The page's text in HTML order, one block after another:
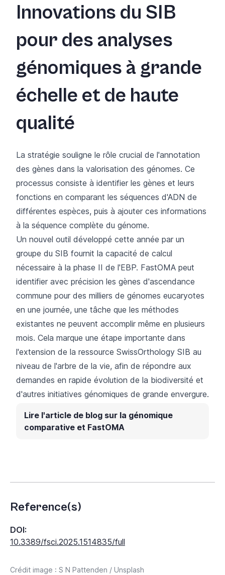
Innovations du SIB
pour des analyses
génomiques à grande
échelle et de haute
qualité
La stratégie souligne le rôle crucial de l'annotation
des gènes dans la valorisation des génomes. Ce
processus consiste à identifier les gènes et leurs
fonctions en comparant les séquences d'ADN de
différentes espèces, puis à ajouter ces informations
à la séquence complète du génome.
Un nouvel outil développé cette année par un
groupe du SIB fournit la capacité de calcul
nécessaire à la phase II de l'EBP. FastOMA peut
identifier avec précision les gènes d'ascendance
commune pour des milliers de génomes eucaryotes
en une journée, une tâche que les méthodes
existantes ne peuvent accomplir même en plusieurs
mois. Cela marque une étape importante dans
l'extension de la ressource SwissOrthology SIB au
niveau de l'arbre de la vie, afin de répondre aux
demandes en rapide évolution de la biodiversité et
d'autres initiatives génomiques de grande envergure.
Lire l'article de blog sur la génomique
comparative et FastOMA
Reference(s)
DOI:
10.3389/fsci.2025.1514835/full
Crédit image : S N Pattenden / Unsplash